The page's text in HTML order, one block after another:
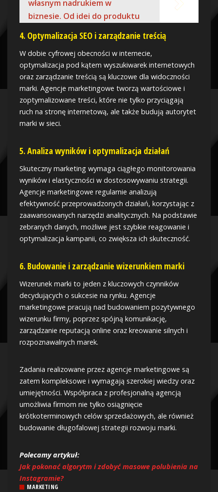
własnym nadrukiem w
biznesie. Od idei do produktu
4. Optymalizacja SEO i zarządzanie treścią
W dobie cyfrowej obecności w internecie,
optymalizacja pod kątem wyszukiwarek internetowych
oraz zarządzanie treścią są kluczowe dla widoczności
marki. Agencje marketingowe tworzą wartościowe i
zoptymalizowane treści, które nie tylko przyciągają
ruch na stronę internetową, ale także budują autorytet
marki w sieci.
5. Analiza wyników i optymalizacja działań
Skuteczny marketing wymaga ciągłego monitorowania
wyników i elastyczności w dostosowywaniu strategii.
Agencje marketingowe regularnie analizują
efektywność przeprowadzonych działań, korzystając z
zaawansowanych narzędzi analitycznych. Na podstawie
zebranych danych, możliwe jest szybkie reagowanie i
optymalizacja kampanii, co zwiększa ich skuteczność.
6. Budowanie i zarządzanie wizerunkiem marki
Wizerunek marki to jeden z kluczowych czynników
decydujących o sukcesie na rynku. Agencje
marketingowe pracują nad budowaniem pozytywnego
wizerunku firmy, poprzez spójną komunikację,
zarządzanie reputacją online oraz kreowanie silnych i
rozpoznawalnych marek.
Zadania realizowane przez agencje marketingowe są
zatem kompleksowe i wymagają szerokiej wiedzy oraz
umiejętności. Współpraca z profesjonalną agencją
umożliwia firmom nie tylko osiągnięcie
krótkoterminowych celów sprzedażowych, ale również
budowanie długofalowej strategii rozwoju marki.
Polecamy artykuł:
Jak pokonać algorytm i zdobyć masowe polubienia na
Instagramie?
MARKETING